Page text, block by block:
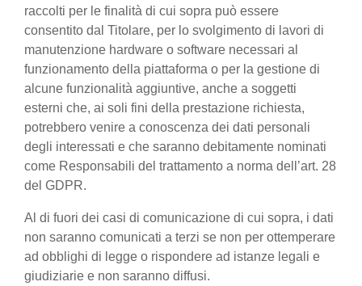
raccolti per le finalità di cui sopra può essere
consentito dal Titolare, per lo svolgimento di lavori di
manutenzione hardware o software necessari al
funzionamento della piattaforma o per la gestione di
alcune funzionalità aggiuntive, anche a soggetti
esterni che, ai soli fini della prestazione richiesta,
potrebbero venire a conoscenza dei dati personali
degli interessati e che saranno debitamente nominati
come Responsabili del trattamento a norma dell’art. 28
del GDPR.
Al di fuori dei casi di comunicazione di cui sopra, i dati
non saranno comunicati a terzi se non per ottemperare
ad obblighi di legge o rispondere ad istanze legali e
giudiziarie e non saranno diffusi.